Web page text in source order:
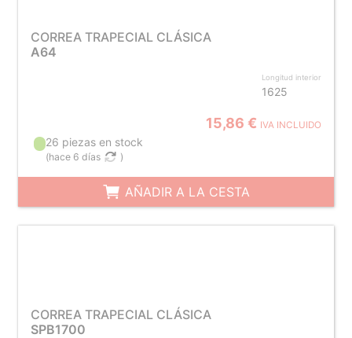
CORREA TRAPECIAL CLÁSICA
A64
Longitud interior
1625
15,86 € IVA INCLUIDO
26 piezas en stock
(hace 6 días )
AÑADIR A LA CESTA
CORREA TRAPECIAL CLÁSICA
SPB1700